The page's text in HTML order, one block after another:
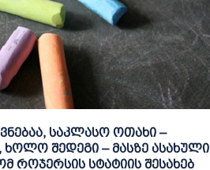
საკლასო ოთახი –
შედეგი – მასზე ასახული
როჯერსის სტატიის შესახებ